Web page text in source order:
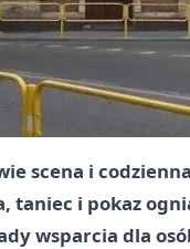
scena i
taniec i pokaz
wsparcia dla